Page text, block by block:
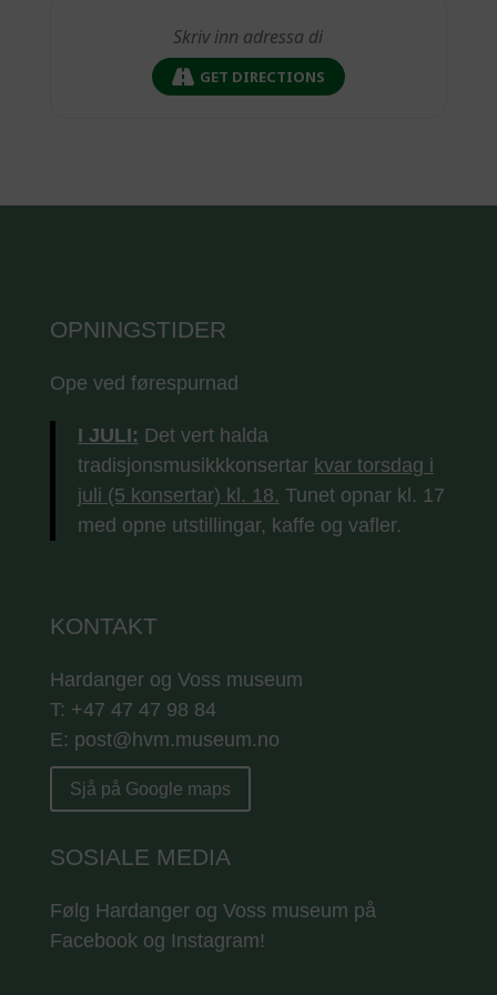
GET DIRECTIONS
OPNINGSTIDER
Ope ved førespurnad
I JULI: Det vert halda
tradisjonsmusikkkonsertar kvar torsdag i
juli (5 konsertar) kl. 18. Tunet opnar kl. 17
med opne utstillingar, kaffe og vafler.
KONTAKT
Hardanger og Voss museum
T: +47 47 47 98 84
E: post@hvm.museum.no
Sjå på Google maps
SOSIALE MEDIA
Følg Hardanger og Voss museum på
Facebook og Instagram!